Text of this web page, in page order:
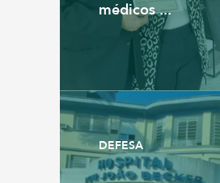
médicos ...
DEFESA